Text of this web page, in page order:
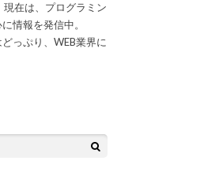
在は、プログラミン
情報を発信中。
っぷり、WEB業界に